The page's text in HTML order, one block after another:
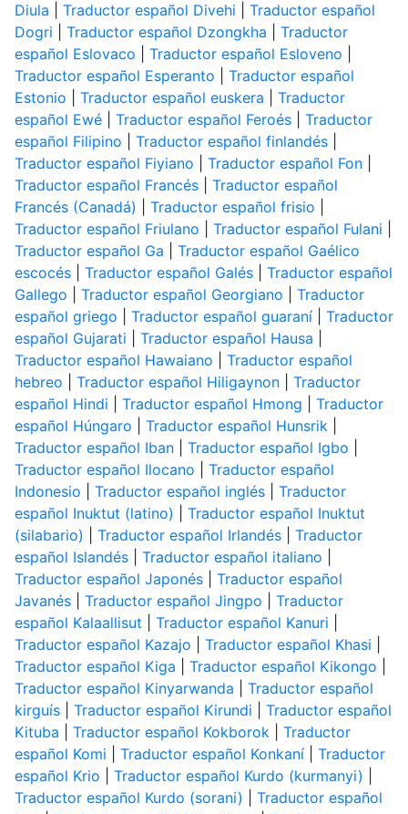
Diula
Traductor español Divehi
Traductor español
Dogri
Traductor español Dzongkha
Traductor
español Eslovaco
Traductor español Esloveno
Traductor español Esperanto
Traductor español
Estonio
Traductor español euskera
Traductor
español Ewé| Traductor español Feroés| Traductor
español Filipino
Traductor español finlandés|
Traductor español Fiyiano
Traductor español Fon|
Traductor español Francés| Traductor español
Francés (Canadá)
Traductor español frisio
Traductor español Friulano
Traductor español Fulani
Traductor español Ga
Traductor español Gaélico
escocés| Traductor español Galés| Traductor español
Gallego
Traductor español Georgiano
Traductor
español griego
Traductor español guaraní| Traductor
español Gujarati
Traductor español Hausa
Traductor español Hawaiano
Traductor español
hebreo
Traductor español Hiligaynon| Traductor
español Hindi
Traductor español Hmong
Traductor
español Húngaro
Traductor español Hunsrik|
Traductor español Iban| Traductor español Igbo
Traductor español Ilocano
Traductor español
Indonesio
Traductor español inglés| Traductor
español Inuktut (latino)
Traductor español Inuktut
(silabario)
Traductor español Irlandés| Traductor
español Islandés| Traductor español italiano
Traductor español Japonés| Traductor español
Javanés| Traductor español Jingpo
Traductor
español Kalaallisut
Traductor español Kanuri
Traductor español Kazajo
Traductor español Khasi
Traductor español Kiga
Traductor español Kikongo
Traductor español Kinyarwanda
Traductor español
kirguís| Traductor español Kirundi
Traductor español
Kituba
Traductor español Kokborok| Traductor
español Komi
Traductor español Konkaní| Traductor
español Krio
Traductor español Kurdo (kurmanyi)
Traductor español Kurdo (sorani)
Traductor español